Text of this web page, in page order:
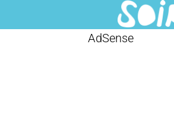
AdSense